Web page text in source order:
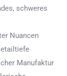
schweres
Nuancen
Manufaktur